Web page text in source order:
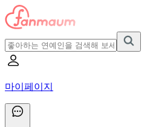
마이페이지